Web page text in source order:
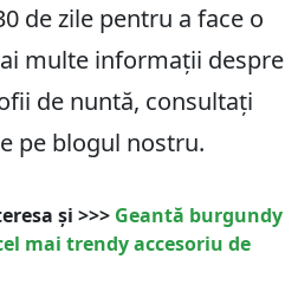
de zile pentru a face o
multe informații despre
de nuntă, consultați
pe blogul nostru.
și >>> Geantă burgundy
mai trendy accesoriu de